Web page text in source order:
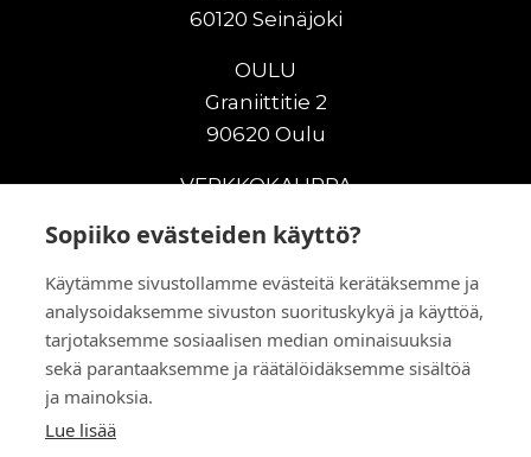
Sopiiko evästeiden käyttö?
Käytämme sivustollamme evästeitä kerätäksemme ja
analysoidaksemme sivuston suorituskykyä ja käyttöä,
tarjotaksemme sosiaalisen median ominaisuuksia
sekä parantaaksemme ja räätälöidäksemme sisältöä
ja mainoksia.
Lue lisää
60120 Seinäjoki
OULU
Graniittitie 2
90620 Oulu
VERKKOKAUPPA
Uudet maanrakennuskoneet
Vuokrakoneet
Kampanjat
Vaihtokoneet